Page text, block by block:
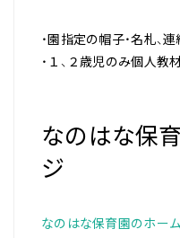
・園指定の帽子・名札、
・１、２歳児のみ個人教
なのはな保
ジ
なのはな保育園のホー